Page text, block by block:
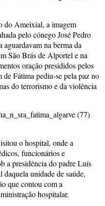
do Ameixial, a imagem
pelo cónego José Pedro
aguardavam na berma da
São Brás de Alportel e na
oração presididos pelos
Fátima pediu-se pela paz no
do terrorismo e da violência
o hospital, onde a
funcionários e
a presidência do padre Luís
daquela unidade de saúde,
que contou com a
hospitalar.